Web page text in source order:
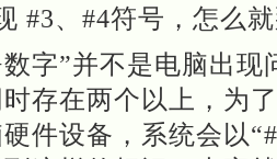
#3、#4符号，怎么
字”并不是电脑出现
存在两个以上，为
件设备，系统会以